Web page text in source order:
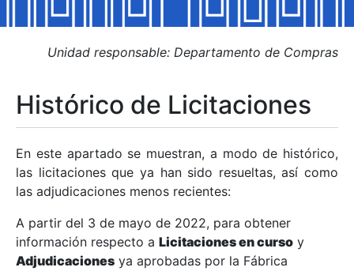
Mostrar/Ocultar
Mostrar/Ocultar
Mostrar/Ocultar
Mostrar/Ocultar
Unidad responsable: Departamento de Compras
Histórico de Licitaciones
En este apartado se muestran, a modo de histórico,
las licitaciones que ya han sido resueltas, así como
las adjudicaciones menos recientes:
A partir del 3 de mayo de 2022, para obtener
información respecto a Licitaciones en curso y
Adjudicaciones ya aprobadas por la Fábrica